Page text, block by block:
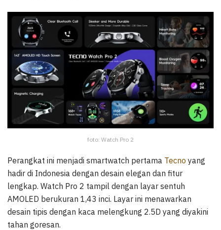
foto: Watch Pro 2
Perangkat ini menjadi smartwatch pertama Tecno yang
hadir di Indonesia dengan desain elegan dan fitur
lengkap. Watch Pro 2 tampil dengan layar sentuh
AMOLED berukuran 1,43 inci. Layar ini menawarkan
desain tipis dengan kaca melengkung 2.5D yang diyakini
tahan goresan.